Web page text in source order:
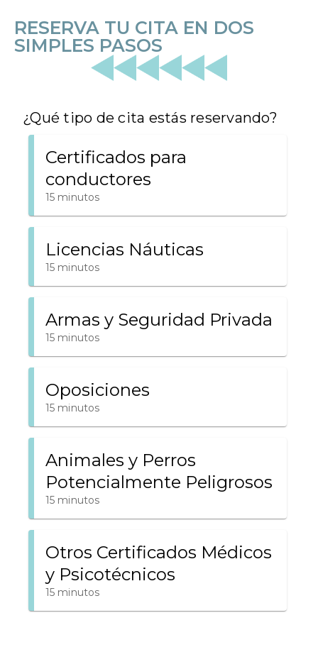
RESERVA TU CITA EN DOS
SIMPLES PASOS